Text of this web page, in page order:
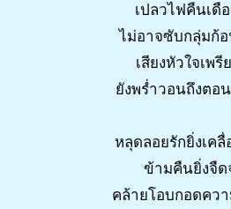
เปลวไฟคืนเดื
ไม่อาจซับกลุ่มก้
เสียงหัวใจเพรี
ยังพร่ำวอนถึงตอ
หลุดลอยรักยิ่งเค
ข้ามคืนยิ่งจืด
คล้ายโอบกอดคว